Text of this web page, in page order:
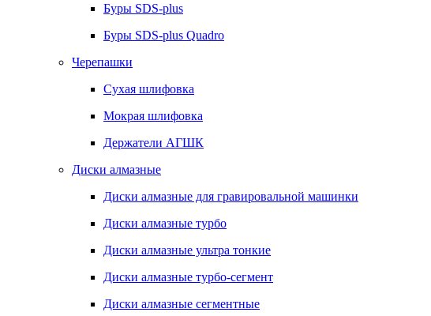
Буры SDS-plus
Буры SDS-plus Quadro
Черепашки
Сухая шлифовка
Мокрая шлифовка
Держатели АГШК
Диски алмазные
Диски алмазные для гравировальной машинки
Диски алмазные турбо
Диски алмазные ультра тонкие
Диски алмазные турбо-сегмент
Диски алмазные сегментные